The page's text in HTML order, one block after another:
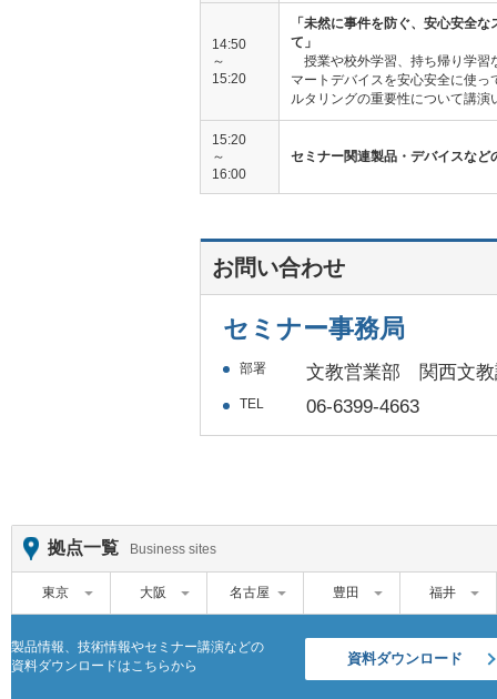
14:50
～
15:20
「未然に事件を防ぐ、安心安全
て」
授業や校外学習、持ち帰り学習
マートデバイスを安心安全に使っ
ルタリングの重要性について講演
15:20
～
16:00
セミナー関連製品・デバイスなど
お問い合わせ
セミナー事務局
部署 文教営業部 関西文
TEL 06-6399-4663
拠点一覧 Business sites
東京 大阪 名古屋 豊田 福井
製品情報、技術情報やセミナー講演などの
資料ダウンロードはこちらから
資料ダウンロード